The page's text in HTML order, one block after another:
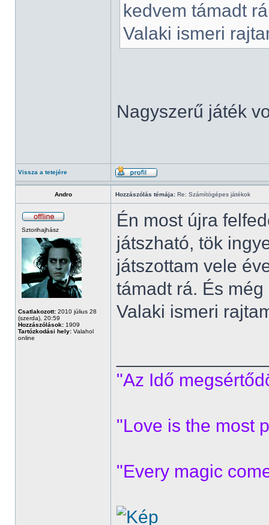
kedvem támadt
Valaki ismeri
Nagyszerű játék
Vissza a tetejére
Andro Hozzászólás témája: Re: Számítógépes játékok
Sztorihajhász
Csatlakozott: 2010 július 28
(szerda), 20:59
Hozzászólások: 1909
Tartózkodási hely: Valahol
online
Én most újra
játszható, tök
játszottam vele
támadt rá. És
Valaki ismeri
"Az Idő
"Love is the most
"Every magic